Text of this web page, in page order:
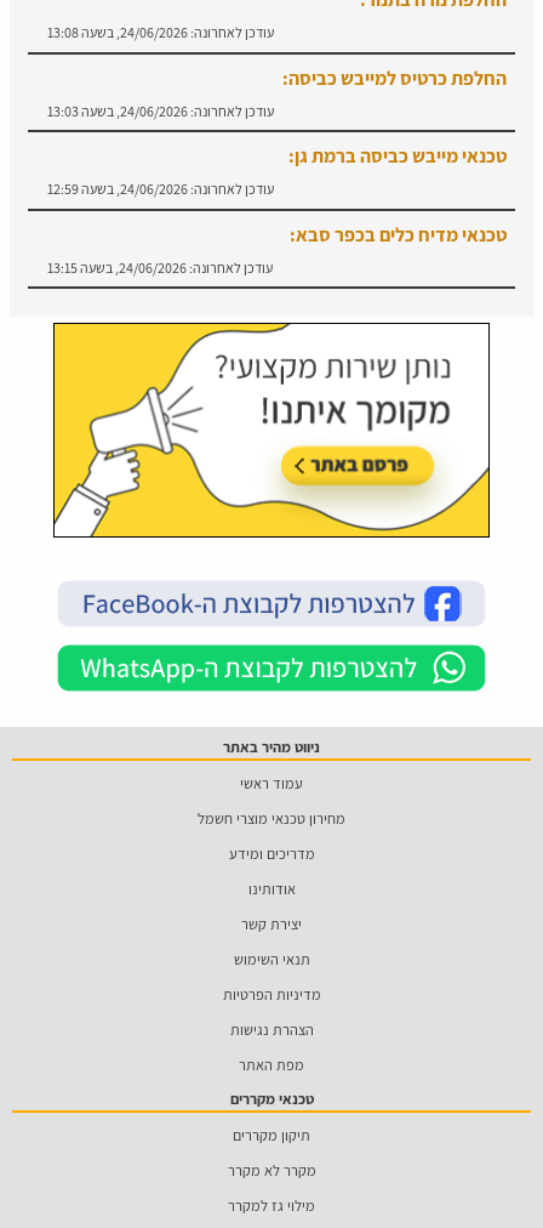
עודכן לאחרונה: 24/06/2026, בשעה 13:08
החלפת כרטיס למייבש כביסה:
עודכן לאחרונה: 24/06/2026, בשעה 13:03
טכנאי מייבש כביסה ברמת גן:
עודכן לאחרונה: 24/06/2026, בשעה 12:59
טכנאי מדיח כלים בכפר סבא:
עודכן לאחרונה: 24/06/2026, בשעה 13:15
ניווט מהיר באתר
עמוד ראשי
מחירון טכנאי מוצרי חשמל
מדריכים ומידע
אודותינו
יצירת קשר
תנאי השימוש
מדיניות הפרטיות
הצהרת נגישות
מפת האתר
טכנאי מקררים
תיקון מקררים
מקרר לא מקרר
מילוי גז למקרר